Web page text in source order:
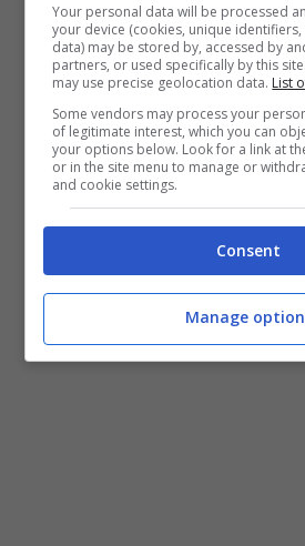
consiglio direttivo è così
Presidente, Dr. Marco
Tesoriere,
Dr.ssa Maria Loredana
Ing. Renato Gaj e per finire
Alberto Simione pure
Webprogens.
Your personal data will be processed
your device (cookies, unique
data) may be stored by, accessed by
partners, or used specifically by this
may use precise geolocation data. List
Some vendors may process your
of legitimate interest, which you can
your options below. Look for a link at
or in the site menu to manage or
and cookie settings.
Consent
Manage